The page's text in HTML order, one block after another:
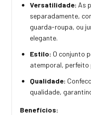
Versatilidade: As
separadamente,
guarda-roupa, ou
elegante.
Estilo: O conjunto
atemporal, perfeito
Qualidade:
qualidade,
Benefícios: